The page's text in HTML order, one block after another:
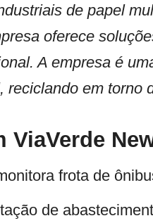
de papel
oferece
A empresa é
reciclando em torno
ViaVerde
frota de
de